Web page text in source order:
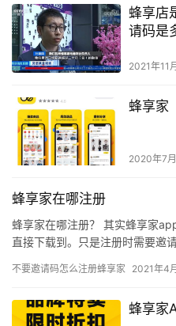
蜂享店
请码是
2021年11
蜂享家
2020年7
蜂享家在哪注册
蜂享家在哪注册？ 其实蜂享家
直接下载到。只是注册时需要邀
不要邀请码怎么注册蜂享家 2021年4
蜂享家